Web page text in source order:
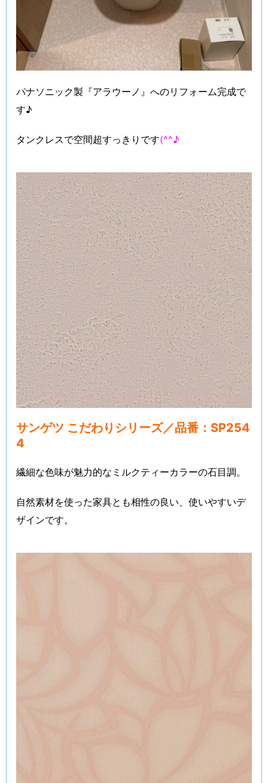
パナソニック製『アラウーノ』へのリフォーム完成で
す♪
タンクレスで空間超すっきりです(^^♪
サンゲツ こだわりシリーズ／品番：SP254
4
繊細な色味が魅力的なミルクティーカラーの石目調。
自然素材を使った家具とも相性の良い、使いやすいデ
ザインです。